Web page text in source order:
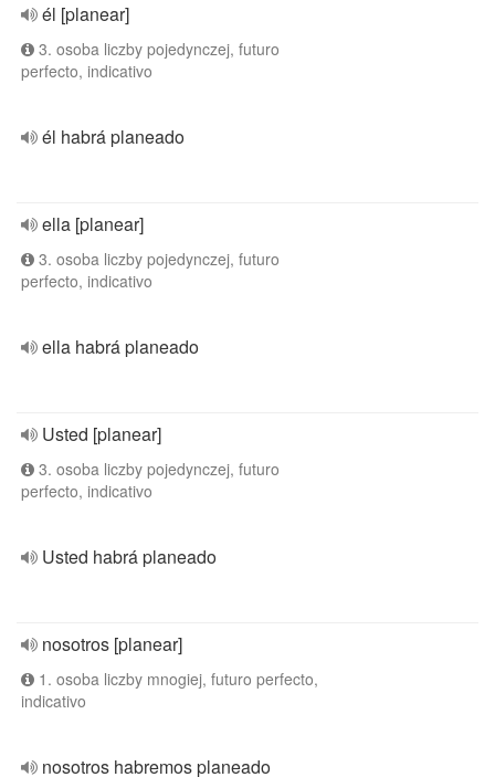
él [planear]
3. osoba liczby pojedynczej, futuro
perfecto, indicativo
él habrá planeado
ella [planear]
3. osoba liczby pojedynczej, futuro
perfecto, indicativo
ella habrá planeado
Usted [planear]
3. osoba liczby pojedynczej, futuro
perfecto, indicativo
Usted habrá planeado
nosotros [planear]
1. osoba liczby mnogiej, futuro perfecto,
indicativo
nosotros habremos planeado